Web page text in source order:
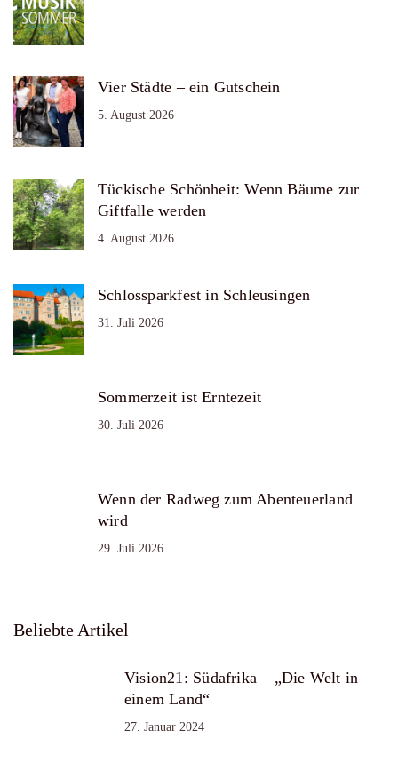
Vier Städte – ein Gutschein
5. August 2026
Tückische Schönheit: Wenn Bäume zur
Giftfalle werden
4. August 2026
Schlossparkfest in Schleusingen
31. Juli 2026
Sommerzeit ist Erntezeit
30. Juli 2026
Wenn der Radweg zum Abenteuerland
wird
29. Juli 2026
Beliebte Artikel
Vision21: Südafrika – „Die Welt in
einem Land“
27. Januar 2024